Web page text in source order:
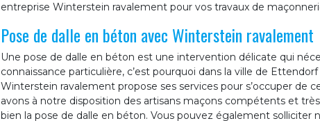
entreprise Winterstein ravalement pour vos travaux de
Pose de dalle en béton avec Winterstein ravalement
Une pose de dalle en béton est une intervention délicate qui
connaissance particulière, c’est pourquoi dans la ville de
Winterstein ravalement propose ses services pour s’occuper de
avons à notre disposition des artisans maçons compétents et
bien la pose de dalle en béton. Vous pouvez également solliciter